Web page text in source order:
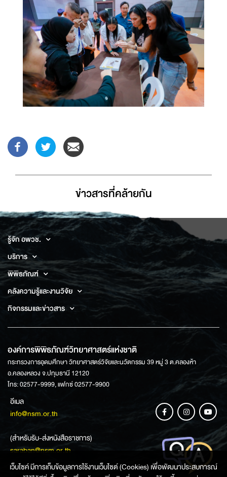
ข่าวสารที่่คล้ายกัน
รู้จัก อพวช.
บริการ
พิพิธภัณฑ์
คลังความรู้และงานวิจัย
กิจกรรมและข่าวสาร
องค์การพิพิธภัณฑ์วิทยาศาสตร์แห่งชาติ
กระทรวงการอุดมศึกษา วิทยาศาสตร์วิจัยและนวัตกรรม 39 หมู่ 3 ต.คลองห้า
อ.คลองหลวง จ.ปทุมธานี 12120
โทร: 02577-9999, แฟกซ์ 02577-9900
อีเมล
info@nsm.or.th
(สำหรับรับ-ส่งหนังสือราชการ)
saraban@nsm.or.th
เว็บไซค์ มีการเก็บข้อมูลการใช้งานเว็บไซต์ (Cookies) เพื่อพัฒนาประสบการณ์